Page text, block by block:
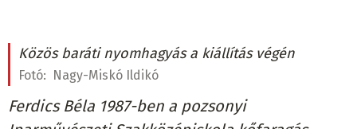
Közös baráti nyomhagyás a kiállítás végén
Fotó: Nagy-Miskó Ildikó
Ferdics Béla 1987-ben a pozsonyi